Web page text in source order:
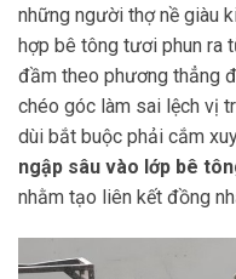
những người thợ nề giàu
hợp bê tông tươi phun ra
đầm theo phương thẳng
chéo góc làm sai lệch vị
dùi bắt buộc phải cắm
ngập sâu vào lớp bê
nhằm tạo liên kết đồng